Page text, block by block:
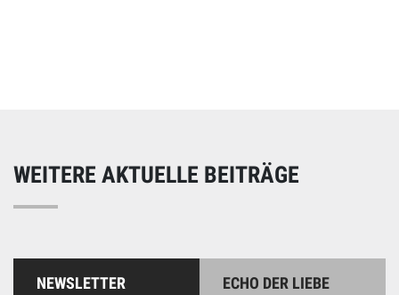
WEITERE AKTUELLE BEITRÄGE
NEWSLETTER ECHO DER LIEBE